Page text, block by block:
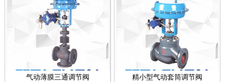
海水专用青铜调节阀介绍 青铜调节阀是一款海水专用调节阀，该阀可
分为气动青铜调节阀、电动青铜调节阀、自力式青铜调节阀、电动青
气动薄膜三通调节阀 精小型气动套筒调节阀